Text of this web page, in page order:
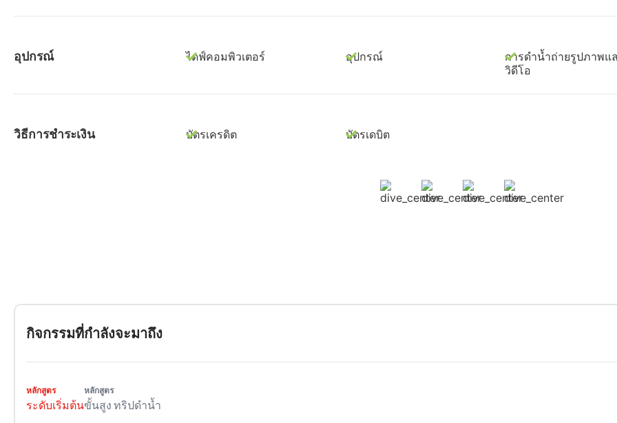
อุปกรณ์ ไดฟ์คอมพิวเตอร์ อุปกรณ์
การดำน้ำถ่ายรูปภาพแ
วิดีโอ
วิธีการชำระเงิน บัตรเครดิต บัตรเดบิต
กิจกรรมที่กำลังจะมาถึง
หลักสูตร
ระดับเริ่มต้น
หลักสูตร
ขั้นสูง ทริปดำน้ำ